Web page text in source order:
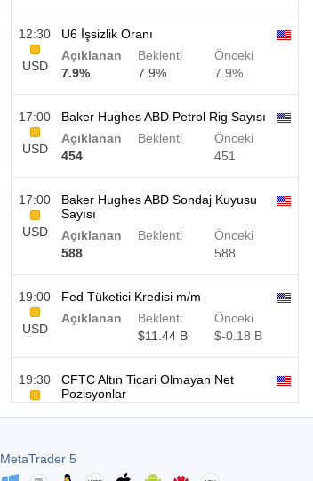
12:30
USD
U6 İşsizlik Oranı
Açıklanan
7.9%
Beklenti
7.9%
Önceki
7.9%
17:00
USD
Baker Hughes ABD Petrol Rig Sayısı
Açıklanan
454
Beklenti
Önceki
451
17:00
USD
Baker Hughes ABD Sondaj Kuyusu
Sayısı
Açıklanan
588
Beklenti
Önceki
588
19:00
USD
Fed Tüketici Kredisi m/m
Açıklanan
Beklenti
$​11.44 B
Önceki
$​-0.18 B
19:30
CFTC Altın Ticari Olmayan Net
Pozisyonlar
Açıklanan
Beklenti
Önceki
19:30 CFTC Ham Petrol Ticari Olmayan Net
MetaTrader 5